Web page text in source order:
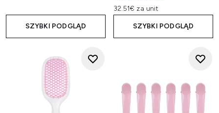
SZYBKI PODGLĄD
32.51€ za unit
SZYBKI PODGLĄD